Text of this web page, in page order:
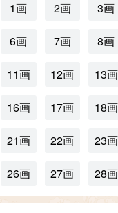
1画 2画 3画
6画 7画 8画
11画 12画 13画
16画 17画 18画
21画 22画 23画
26画 27画 28画